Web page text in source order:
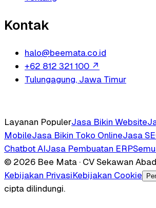
Kontak
halo@beemata.co.id
+62 812 321 100 ↗
Tulungagung, Jawa Timur
Layanan PopulerJasa Bikin Website
MobileJasa Bikin Toko OnlineJasa
Chatbot AIJasa Pembuatan ERP
© 2026 Bee Mata · CV Sekawan
Kebijakan PrivasiKebijakan Cookie
cipta dilindungi.